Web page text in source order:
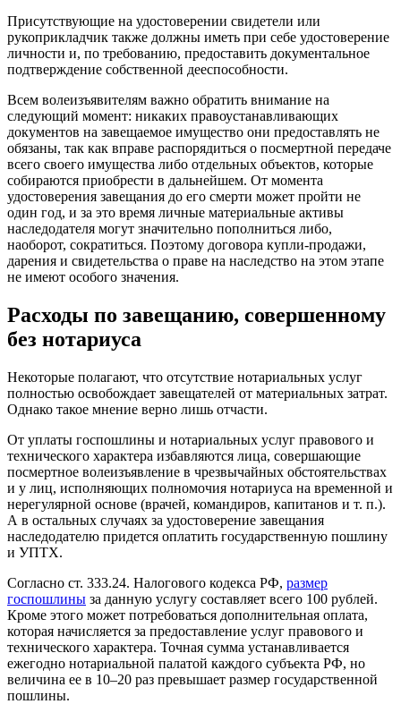
Присутствующие на удостоверении свидетели или
рукоприкладчик также должны иметь при себе удостоверение
личности и, по требованию, предоставить документальное
подтверждение собственной дееспособности.
Всем волеизъявителям важно обратить внимание на
следующий момент: никаких правоустанавливающих
документов на завещаемое имущество они предоставлять не
обязаны, так как вправе распорядиться о посмертной передаче
всего своего имущества либо отдельных объектов, которые
собираются приобрести в дальнейшем. От момента
удостоверения завещания до его смерти может пройти не
один год, и за это время личные материальные активы
наследодателя могут значительно пополниться либо,
наоборот, сократиться. Поэтому договора купли-продажи,
дарения и свидетельства о праве на наследство на этом этапе
не имеют особого значения.
Расходы по завещанию, совершенному
без нотариуса
Некоторые полагают, что отсутствие нотариальных услуг
полностью освобождает завещателей от материальных затрат.
Однако такое мнение верно лишь отчасти.
От уплаты госпошлины и нотариальных услуг правового и
технического характера избавляются лица, совершающие
посмертное волеизъявление в чрезвычайных обстоятельствах
и у лиц, исполняющих полномочия нотариуса на временной и
нерегулярной основе (врачей, командиров, капитанов и т. п.).
А в остальных случаях за удостоверение завещания
наследодателю придется оплатить государственную пошлину
и УПТХ.
Согласно ст. 333.24. Налогового кодекса РФ, размер
госпошлины за данную услугу составляет всего 100 рублей.
Кроме этого может потребоваться дополнительная оплата,
которая начисляется за предоставление услуг правового и
технического характера. Точная сумма устанавливается
ежегодно нотариальной палатой каждого субъекта РФ, но
величина ее в 10–20 раз превышает размер государственной
пошлины.